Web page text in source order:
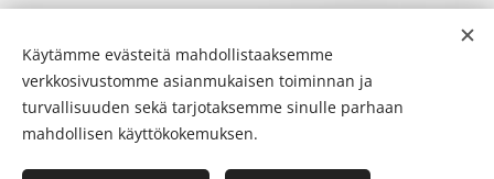
Käytämme evästeitä mahdollistaaksemme
verkkosivustomme asianmukaisen toiminnan ja
turvallisuuden sekä tarjotaksemme sinulle parhaan
mahdollisen käyttökokemuksen.